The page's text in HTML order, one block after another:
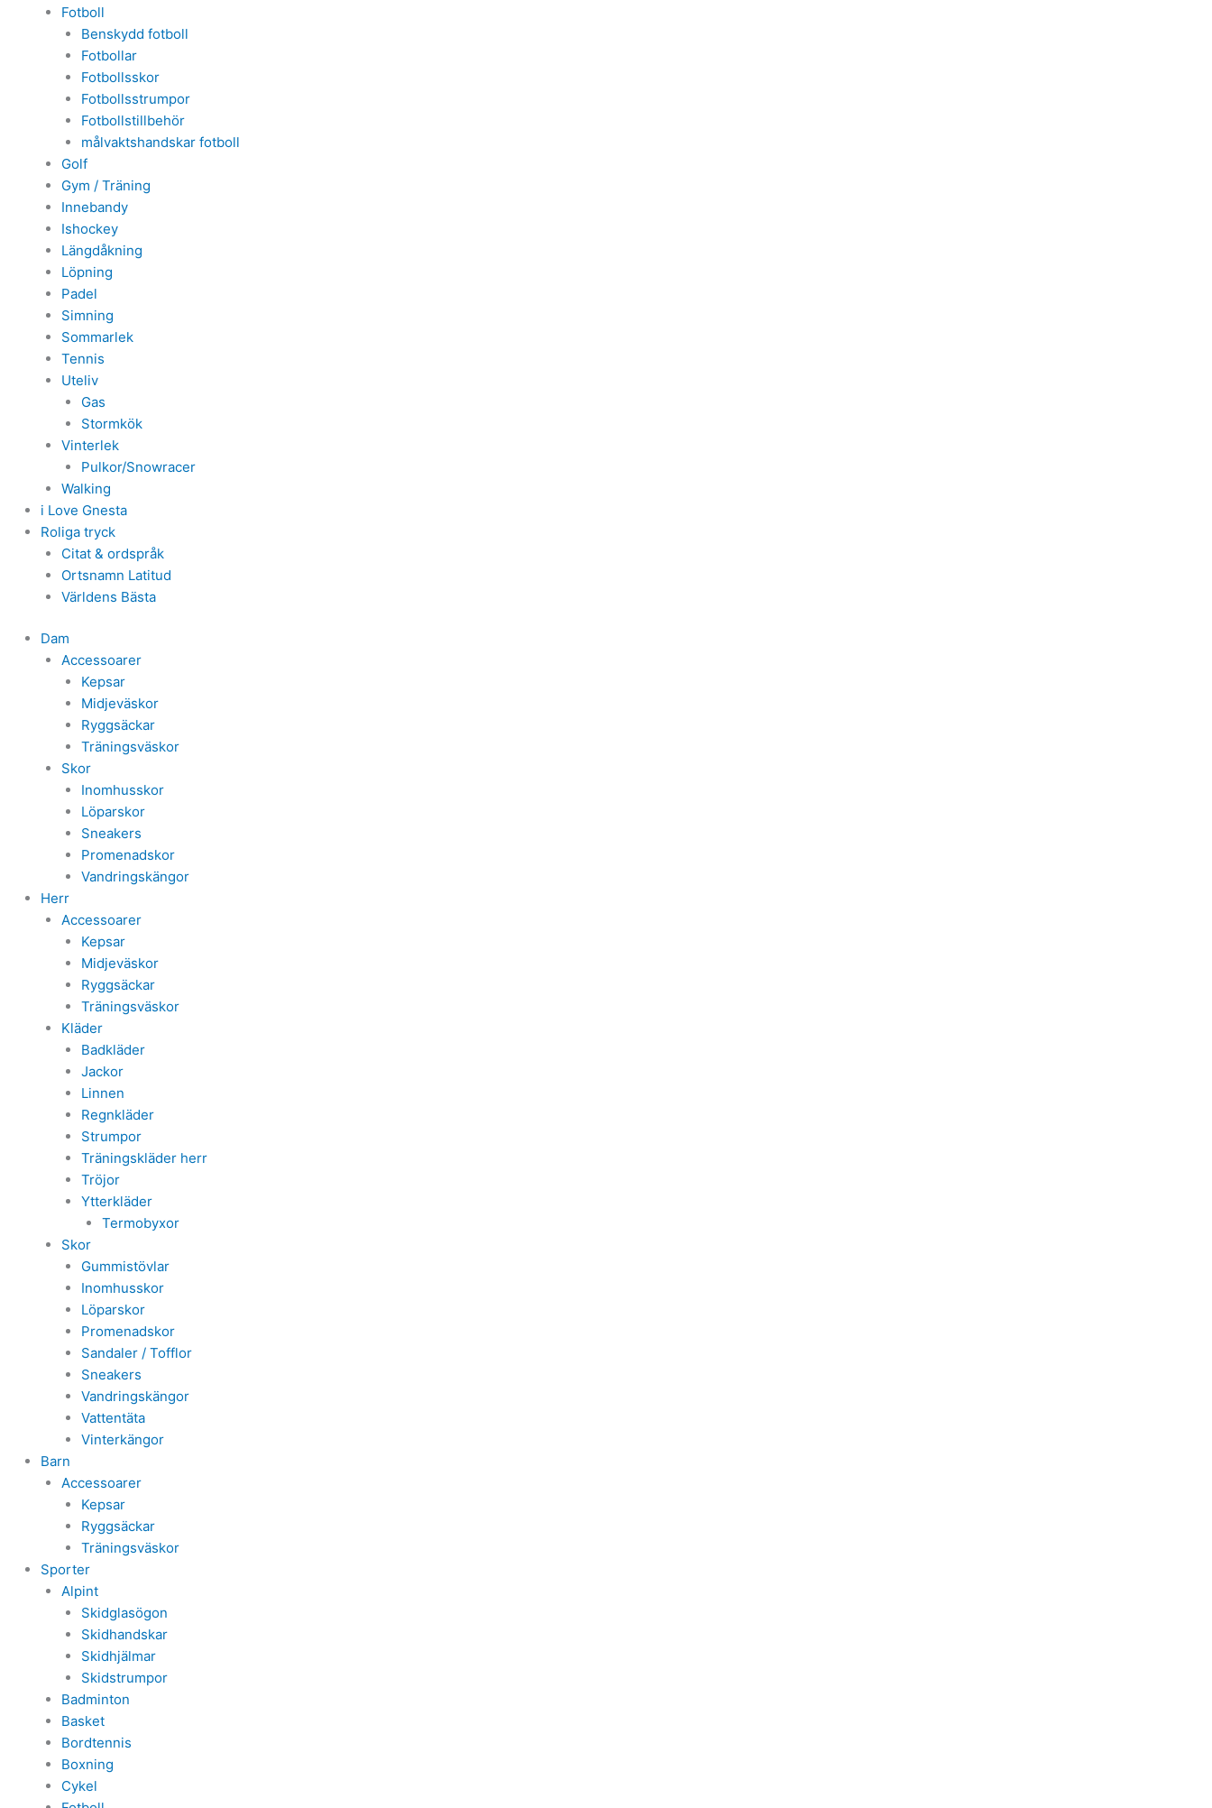
Fotboll
Benskydd fotboll
Fotbollar
Fotbollsskor
Fotbollsstrumpor
Fotbollstillbehör
målvaktshandskar fotboll
Golf
Gym / Träning
Innebandy
Ishockey
Längdåkning
Löpning
Padel
Simning
Sommarlek
Tennis
Uteliv
Gas
Stormkök
Vinterlek
Pulkor/Snowracer
Walking
i Love Gnesta
Roliga tryck
Citat & ordspråk
Ortsnamn Latitud
Världens Bästa
Dam
Accessoarer
Kepsar
Midjeväskor
Ryggsäckar
Träningsväskor
Skor
Inomhusskor
Löparskor
Sneakers
Promenadskor
Vandringskängor
Herr
Accessoarer
Kepsar
Midjeväskor
Ryggsäckar
Träningsväskor
Kläder
Badkläder
Jackor
Linnen
Regnkläder
Strumpor
Träningskläder herr
Tröjor
Ytterkläder
Termobyxor
Skor
Gummistövlar
Inomhusskor
Löparskor
Promenadskor
Sandaler / Tofflor
Sneakers
Vandringskängor
Vattentäta
Vinterkängor
Barn
Accessoarer
Kepsar
Ryggsäckar
Träningsväskor
Sporter
Alpint
Skidglasögon
Skidhandskar
Skidhjälmar
Skidstrumpor
Badminton
Basket
Bordtennis
Boxning
Cykel